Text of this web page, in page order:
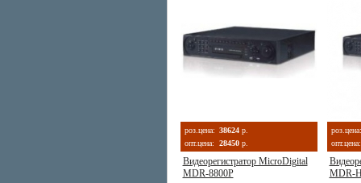
роз.цена: 38624 р.
опт.цена:
28450 р.
Видеорегистратор MicroDigital
MDR-8800P
роз.цена:
опт.цена:
MDR-